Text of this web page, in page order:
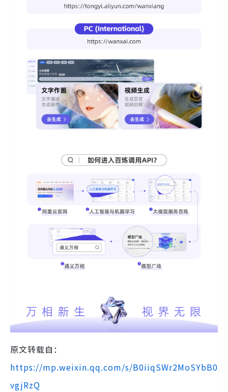
原文转载自：
https://mp.weixin.qq.com/s/B0iiqSWr2MoSYbB0
vgjRzQ